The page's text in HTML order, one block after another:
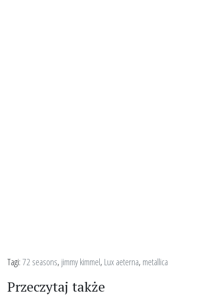
Tagi:72 seasons, jimmy kimmel, Lux aeterna, metallica
Przeczytaj także